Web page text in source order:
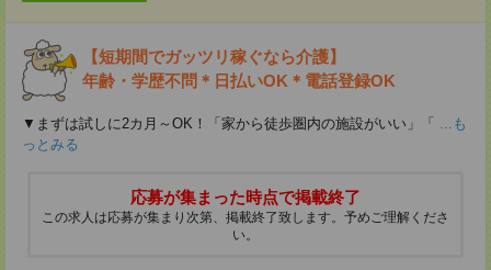
【短期間でガッツリ稼ぐなら介護】
年齢・学歴不問＊日払いOK＊電話登録OK
▼まずは試しに2カ月～OK！「家から徒歩圏内の施設がいい」「 ...も
っとみる
応募が集まった時点で掲載終了
この求人は応募が集まり次第、掲載終了致します。予めご理解くださ
い。